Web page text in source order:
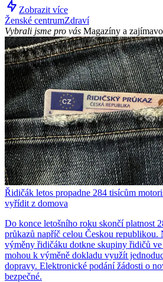
Zobrazit více
Ženské centrumZdraví
Vybrali jsme pro vás Magazíny a
Řidičák letos propadne 284 tisícům
vyřídit z domova
Do konce letošního roku skončí platnost
průkazů napříč celou Českou republikou.
výměny řidičáku dotkne skupiny řidičů
mohou k výměně dokladu využít
dopravy. Elektronické podání žádosti o
bezpečné.